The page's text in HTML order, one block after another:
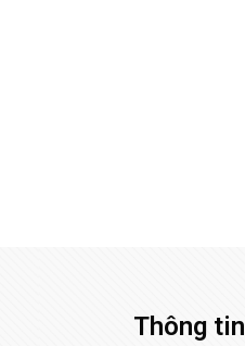
Thông tin